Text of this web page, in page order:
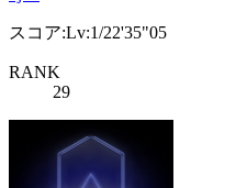
スコア:Lv:1/22'35"05
RANK
29